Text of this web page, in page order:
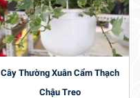
Cây Thường Xuân Cẩm Thạch
Chậu Treo